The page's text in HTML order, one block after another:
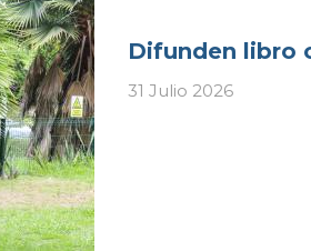
Difunden libro
31 Julio 2026